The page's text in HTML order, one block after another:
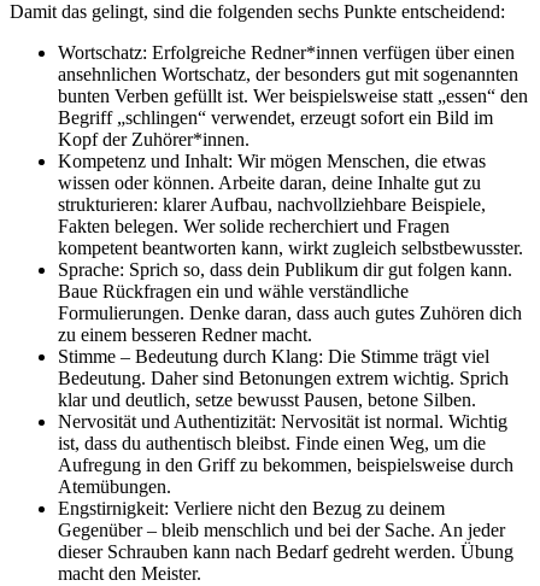
Damit das gelingt, sind die folgenden sechs Punkte entscheidend:
Wortschatz: Erfolgreiche Redner*innen verfügen über einen
ansehnlichen Wortschatz, der besonders gut mit sogenannten
bunten Verben gefüllt ist. Wer beispielsweise statt „essen“ den
Begriff „schlingen“ verwendet, erzeugt sofort ein Bild im
Kopf der Zuhörer*innen.
Kompetenz und Inhalt: Wir mögen Menschen, die etwas
wissen oder können. Arbeite daran, deine Inhalte gut zu
strukturieren: klarer Aufbau, nachvollziehbare Beispiele,
Fakten belegen. Wer solide recherchiert und Fragen
kompetent beantworten kann, wirkt zugleich selbstbewusster.
Sprache: Sprich so, dass dein Publikum dir gut folgen kann.
Baue Rückfragen ein und wähle verständliche
Formulierungen. Denke daran, dass auch gutes Zuhören dich
zu einem besseren Redner macht.
Stimme – Bedeutung durch Klang: Die Stimme trägt viel
Bedeutung. Daher sind Betonungen extrem wichtig. Sprich
klar und deutlich, setze bewusst Pausen, betone Silben.
Nervosität und Authentizität: Nervosität ist normal. Wichtig
ist, dass du authentisch bleibst. Finde einen Weg, um die
Aufregung in den Griff zu bekommen, beispielsweise durch
Atemübungen.
Engstirnigkeit: Verliere nicht den Bezug zu deinem
Gegenüber – bleib menschlich und bei der Sache. An jeder
dieser Schrauben kann nach Bedarf gedreht werden. Übung
macht den Meister.